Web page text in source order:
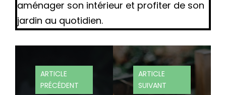
aménager son intérieur et profiter de son
jardin au quotidien.
ARTICLE
PRÉCÉDENT
ARTICLE
SUIVANT